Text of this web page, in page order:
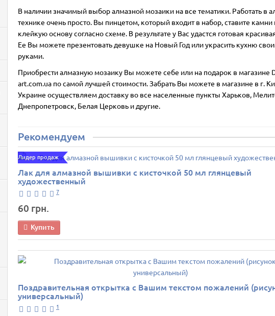
В наличии значимый выбор алмазной мозаики на все тематики. Работать в
технике очень просто. Вы пинцетом, который входит в набор, ставите камни
клейкую основу согласно схеме. В результате у Вас удастся готовая
Ее Вы можете презентовать девушке на Новый Год или украсить кухню
руками.
Приобрести алмазную мозаику Вы можете себе или на подарок в магазине
art.com.ua по самой лучшей стоимости. Забрать Вы можете в магазине в г.
Украине осуществляем доставку во все населенные пункты Харьков,
Днепропетровск, Белая Церковь и другие.
Рекомендуем
Лидер продаж
Лак для алмазной вышивки с кисточкой 50 мл глянцевый
художественный
7
60 грн.
Купить
Поздравительная открытка с Вашим текстом пожалений
универсальный)
1